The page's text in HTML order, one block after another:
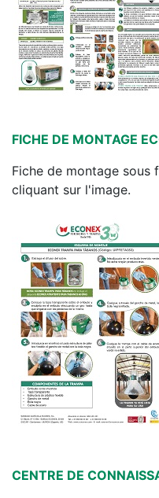
FICHE DE MONTAGE
Fiche de montage sous
cliquant sur l'image.
CENTRE DE